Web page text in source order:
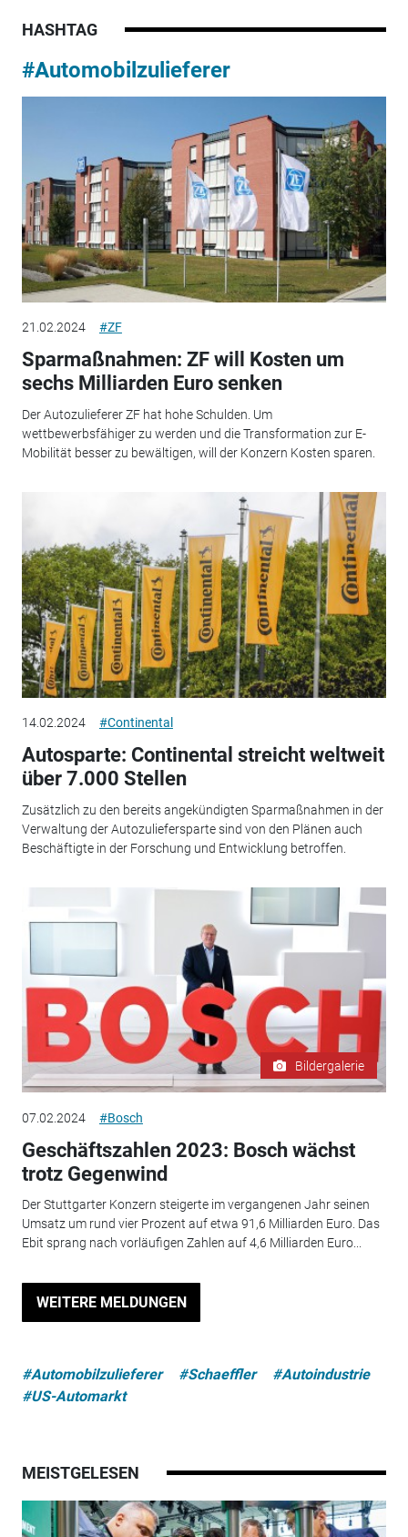
HASHTAG
#Automobilzulieferer
21.02.2024 #ZF
Sparmaßnahmen: ZF will Kosten um
sechs Milliarden Euro senken
Der Autozulieferer ZF hat hohe Schulden. Um
wettbewerbsfähiger zu werden und die Transformation zur E-
Mobilität besser zu bewältigen, will der Konzern Kosten sparen.
14.02.2024 #Continental
Autosparte: Continental streicht weltweit
über 7.000 Stellen
Zusätzlich zu den bereits angekündigten Sparmaßnahmen in der
Verwaltung der Autozuliefersparte sind von den Plänen auch
Beschäftigte in der Forschung und Entwicklung betroffen.
Bildergalerie
07.02.2024 #Bosch
Geschäftszahlen 2023: Bosch wächst
trotz Gegenwind
Der Stuttgarter Konzern steigerte im vergangenen Jahr seinen
Umsatz um rund vier Prozent auf etwa 91,6 Milliarden Euro. Das
Ebit sprang nach vorläufigen Zahlen auf 4,6 Milliarden Euro...
WEITERE MELDUNGEN
#Automobilzulieferer #Schaeffler
#Autoindustrie
#US-Automarkt
MEISTGELESEN